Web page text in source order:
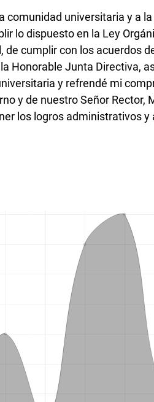
universitaria y a
lo dispuesto en la Ley
cumplir con los acuerdos
Honorable Junta Directiva,
y refrendé mi
y de nuestro Señor Rector,
los logros administrativos